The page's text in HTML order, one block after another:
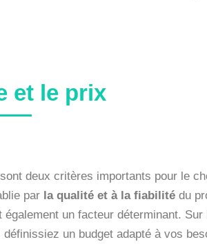
et le prix
deux critères importants pour le
par la qualité et à la fiabilité du
un facteur déterminant.
un budget adapté à vos